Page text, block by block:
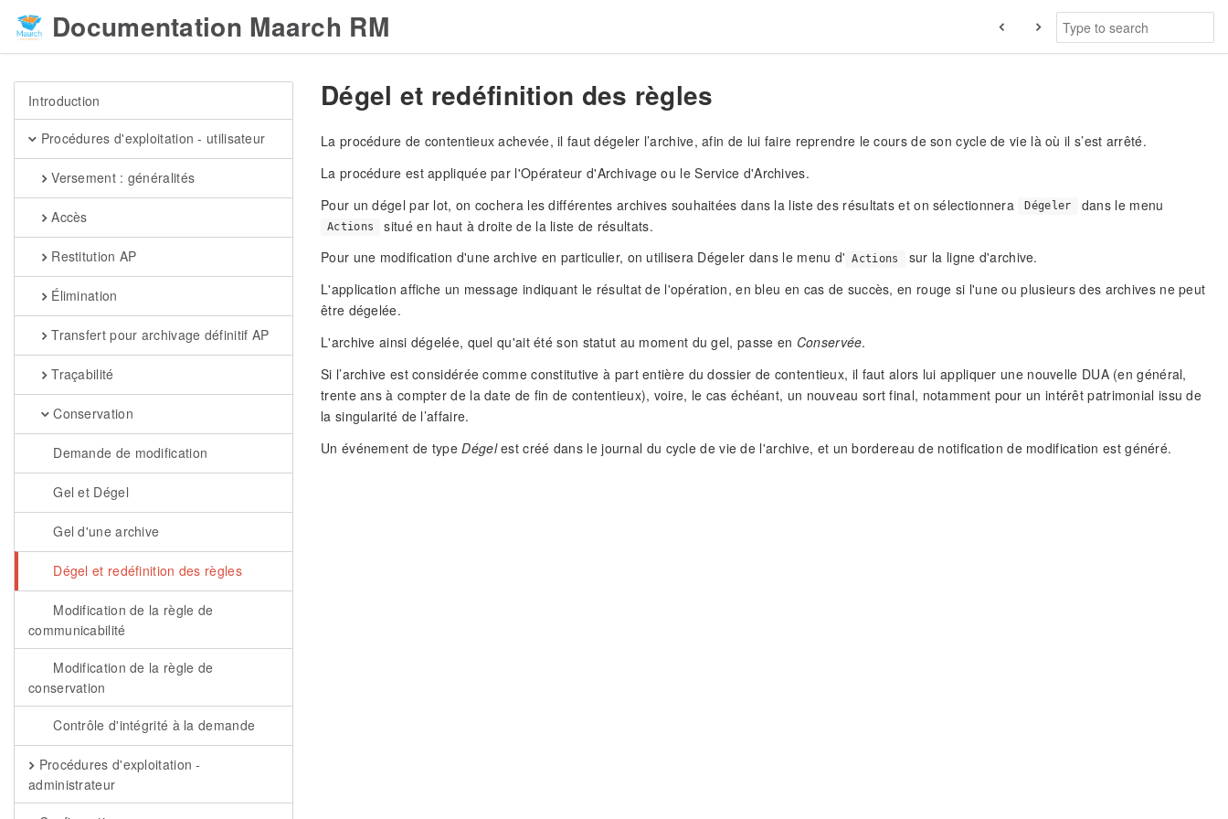
Documentation Maarch RM
Introduction
Procédures d'exploitation - utilisateur
Versement : généralités
Accès
Restitution AP
Élimination
Transfert pour archivage définitif AP
Traçabilité
Conservation
Demande de modification
Gel et Dégel
Gel d'une archive
Dégel et redéfinition des règles
Modification de la règle de
communicabilité
Modification de la règle de
conservation
Contrôle d'intégrité à la demande
Procédures d'exploitation -
administrateur
Dégel et redéfinition des règles
La procédure de contentieux achevée, il faut dégeler l’archive, afin de lui faire reprendre le cours de son cycle de vie là où il s’est arrêté.
La procédure est appliquée par l'Opérateur d'Archivage ou le Service d'Archives.
Pour un dégel par lot, on cochera les différentes archives souhaitées dans la liste des résultats et on sélectionnera
Dégeler dans le menu
Actions
situé en haut à droite de la liste de résultats.
Pour une modification d'une archive en particulier, on utilisera Dégeler dans le menu d'
Actions
sur la ligne d'archive.
L'application affiche un message indiquant le résultat de l'opération, en bleu en cas de succès, en rouge si l'une ou plusieurs des archives ne peut
être dégelée.
L'archive ainsi dégelée, quel qu'ait été son statut au moment du gel, passe en Conservée.
Si l’archive est considérée comme constitutive à part entière du dossier de contentieux, il faut alors lui appliquer une nouvelle DUA (en général,
trente ans à compter de la date de fin de contentieux), voire, le cas échéant, un nouveau sort final, notamment pour un intérêt patrimonial issu de
la singularité de l’affaire.
Un événement de typeDégelest créé dans le journal du cycle de vie de l'archive, et un bordereau de notification de modification est généré.